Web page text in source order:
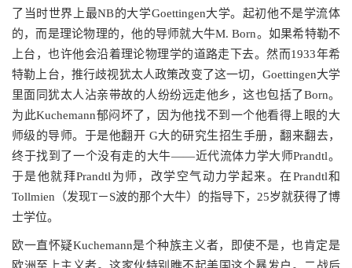
了当时世界上最NB的大学Goettingen大学。起初他不是学流体
的，而是理论物理的，他的导师就大牛M. Born。如果希特勒不
上台，也许他会沿着理论物理学的道路走下去。然而1933年希
特勒上台，推行歧视犹太人政策改变了这一切，Goettingen大学
里面同犹太人沾亲带故的人纷纷远走他乡，这也包括了Born。
为此Kuchemann郁闷坏了，因为他找不到一个他看得上眼的大
师级的导师。于是他翻开 G大的研究生招生手册，翻来翻去，
终于找到了一个没有走的大牛——近代流体力学大师Prandtl。
于是他就拜Prandtl为师，改学空气动力学起来。在Prandtl和
Tollmien（发现T－S波的那个大牛）的指导下，25岁就获得了博
士学位。
欧一直怀疑Kuchemann是个种族主义者，即使不是，也肯定是